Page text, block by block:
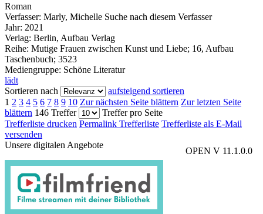
Roman
Verfasser: Marly, Michelle Suche nach diesem Verfasser
Jahr: 2021
Verlag: Berlin, Aufbau Verlag
Reihe: Mutige Frauen zwischen Kunst und Liebe; 16, Aufbau
Taschenbuch; 3523
Mediengruppe: Schöne Literatur
lädt
Sortieren nach
aufsteigend sortieren
1 2 3 4 5 6 7 8 9 10 Zur nächsten Seite blättern Zur letzten Seite
blättern 146 Treffer
Treffer pro Seite
Trefferliste drucken Permalink Trefferliste Trefferliste als E-Mail
versenden
OPEN V 11.1.0.0
Unsere digitalen Angebote